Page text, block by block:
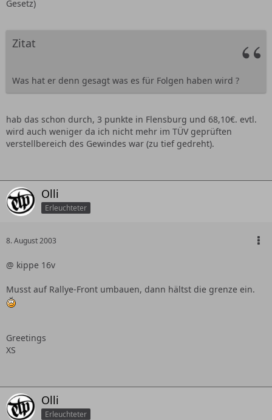
Gesetz)
Zitat
Was hat er denn gesagt was es für Folgen haben wird ?
hab das schon durch, 3 punkte in Flensburg und 68,10€. evtl.
wird auch weniger da ich nicht mehr im TÜV geprüften
verstellbereich des Gewindes war (zu tief gedreht).
Olli
Erleuchteter
8. August 2003
@ kippe 16v
Musst auf Rallye-Front umbauen, dann hältst die grenze ein.
Greetings
XS
Olli
Erleuchteter